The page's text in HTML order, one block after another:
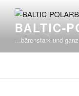
Inhalt
springenBALTIC-
…bärenstark und